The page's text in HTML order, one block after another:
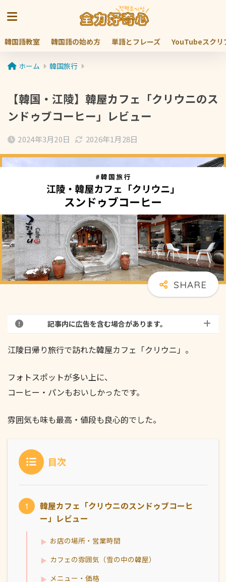
韓国語教室 韓国語の始め方 単語とフレーズ YouTubeスクリ
ホーム 韓国旅行
【韓国・江陵】韓屋カフェ「クリウニのス
ンドゥブコーヒー」レビュー
2024年3月20日 2026年1月28日
記事内に広告を含む場合があります。
江陵日帰り旅行で訪れた韓屋カフェ「クリウニ」。
フォトスポットが多い上に、
コーヒー・パンもおいしかったです。
雰囲気も味も最高・値段も良心的でした。
目次
韓屋カフェ「クリウニのスンドゥブコーヒ
ー」レビュー
お店の場所・営業時間
カフェの雰囲気（雪の中の韓屋）
メニュー・価格